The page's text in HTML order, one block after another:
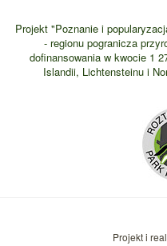
Projekt "Poznanie i
- regionu pogranicza
dofinansowania w kwocie 1
Islandii, Lichtensteinu i
Projekt i